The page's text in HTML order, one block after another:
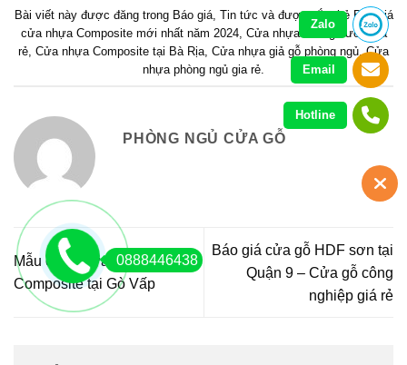
Bài viết này được đăng trong Báo giá, Tin tức và được gắn thẻ Báo giá
cửa nhựa Composite mới nhất năm 2024, Cửa nhựa chống nước giá
rẻ Cửa nhựa Composite tại Bà Rịa Cửa nhựa giả gỗ phòng ngủ,Cửa
nhựa phòng ngủ gia rẻ
PHÒNG NGỦ CỬA GỖ
Mẫu cửa nhựa vòm
Composite tại Gò Vấp
Báo giá cửa gỗ HDF sơn tại
Quận 9 – Cửa gỗ công
nghiệp giá rẻ
0888446438
Zalo
Email
Hotline